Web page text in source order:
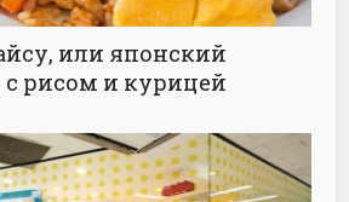
или японский
с рисом и курицей